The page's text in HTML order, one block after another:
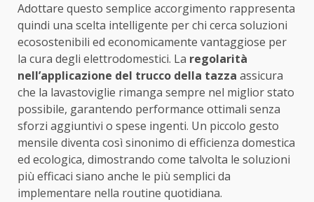
Adottare questo semplice accorgimento rappresenta
quindi una scelta intelligente per chi cerca soluzioni
ecosostenibili ed economicamente vantaggiose per
la cura degli elettrodomestici. La regolarità
nell’applicazione del trucco della tazza assicura
che la lavastoviglie rimanga sempre nel miglior stato
possibile, garantendo performance ottimali senza
sforzi aggiuntivi o spese ingenti. Un piccolo gesto
mensile diventa così sinonimo di efficienza domestica
ed ecologica, dimostrando come talvolta le soluzioni
più efficaci siano anche le più semplici da
implementare nella routine quotidiana.